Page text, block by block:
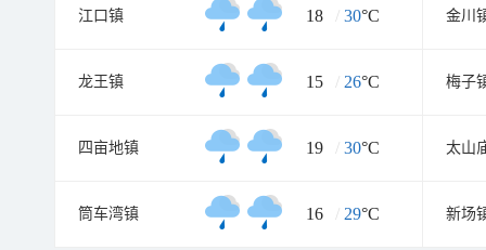
江口镇 18 / 30°C 金川
龙王镇 15 / 26°C 梅子
四亩地镇 19 / 30°C 太山
筒车湾镇 16 / 29°C 新场